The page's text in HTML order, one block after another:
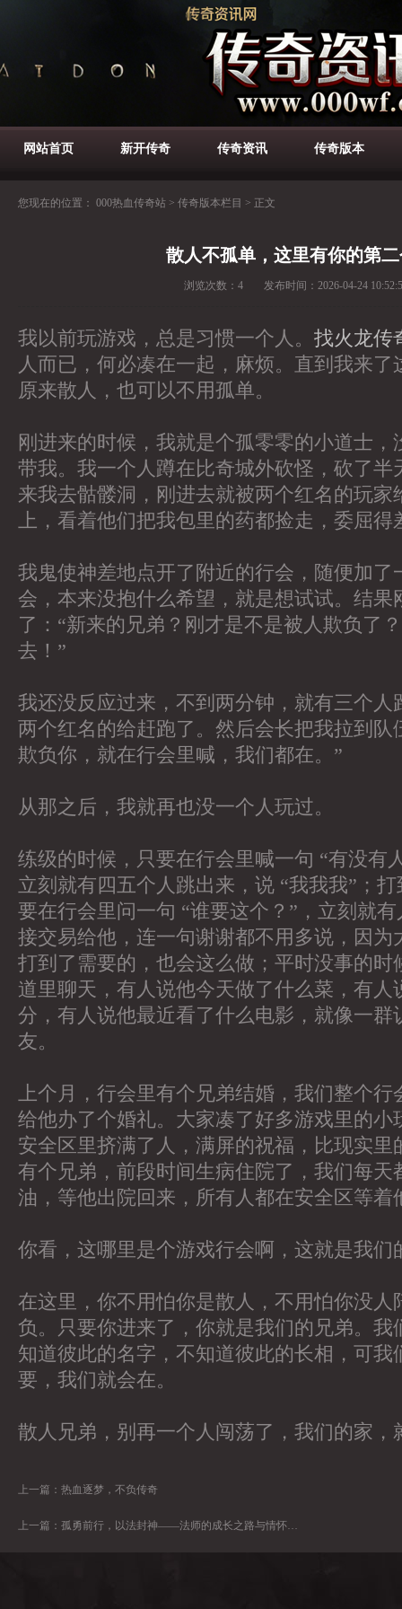
网站首页 新开传奇 传奇资讯 传奇版本
您现在的位置： 000热血传奇站 > 传奇版本栏目 > 正文
散人不孤单，这里有你的第
浏览次数： 4 发布时间： 2026-04-24
我以前玩游戏，总是习惯一个人。 找火龙传
人而已，何必凑在一起，麻烦。直到我来
原来散人，也可以不用孤单。
刚进来的时候，我就是个孤零零的小道士，
带我。我一个人蹲在比奇城外砍怪，砍了半
来我去骷髅洞，刚进去就被两个红名的玩家
上，看着他们把我包里的药都捡走，委屈得
我鬼使神差地点开了附近的行会，随便加了
会，本来没抱什么希望，就是想试试。结果
了：“新来的兄弟？刚才是不是被人欺负了
去！”
我还没反应过来，不到两分钟，就有三个人
两个红名的给赶跑了。然后会长把我拉到队
欺负你，就在行会里喊，我们都在。”
从那之后，我就再也没一个人玩过。
练级的时候，只要在行会里喊一句 “有没有
立刻就有四五个人跳出来，说 “我我我”；
要在行会里问一句 “谁要这个？”，立刻就
接交易给他，连一句谢谢都不用多说，因为
打到了需要的，也会这么做；平时没事的时
道里聊天，有人说他今天做了什么菜，有人
分，有人说他最近看了什么电影，就像一群
友。
上个月，行会里有个兄弟结婚，我们整个行
给他办了个婚礼。大家凑了好多游戏里的小
安全区里挤满了人，满屏的祝福，比现实里
有个兄弟，前段时间生病住院了，我们每天
油，等他出院回来，所有人都在安全区等着
你看，这哪里是个游戏行会啊，这就是我们
在这里，你不用怕你是散人，不用怕你没人
负。只要你进来了，你就是我们的兄弟。我
知道彼此的名字，不知道彼此的长相，可我
要，我们就会在。
散人兄弟，别再一个人闯荡了，我们的家，
上一篇： 热血逐梦，不负传奇
上一篇： 孤勇前行，以法封神——法师的成长之路与情怀坚守